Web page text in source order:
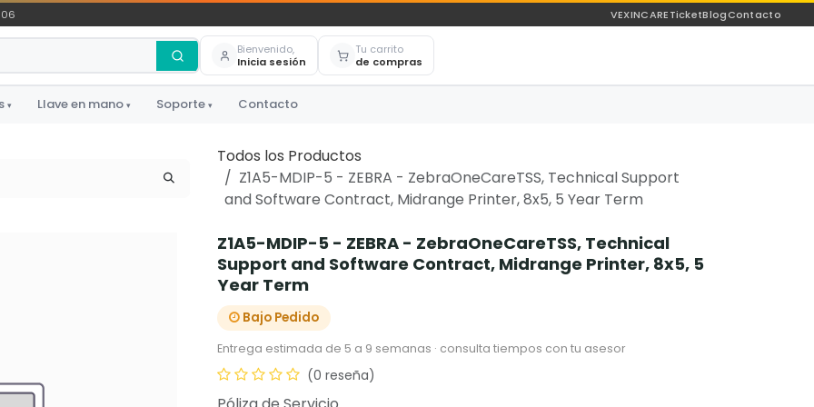
VEXINCARETicketBlogContacto
Bienvenido,
Inicia sesión
Tu carrito
de compras
▾ Llave en mano ▾ Soporte ▾ Contacto
Todos los Productos
Z1A5-MDIP-5 - ZEBRA - ZebraOneCareTSS, Technical Support
and Software Contract, Midrange Printer, 8x5, 5 Year Term
Z1A5-MDIP-5 - ZEBRA - ZebraOneCareTSS, Technical
Support and Software Contract, Midrange Printer, 8x5, 5
Year Term
Bajo Pedido
Entrega estimada de 5 a 9 semanas · consulta tiempos con tu asesor
(0 reseña)